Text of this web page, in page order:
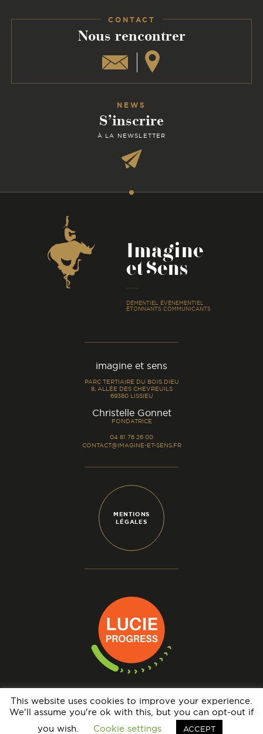
CONTACT
Nous rencontrer
NEWS
S’inscrire
À LA NEWSLETTER
Coordonnées
Imagine
et Sens
DÉMENTIEL ÉVÉNEMENTIEL
ÉTONNANTS COMMUNICANTS
imagine et sens
PARC TERTIAIRE DU BOIS DIEU
8, ALLÉE DES CHEVREUILS
69380 LISSIEU
Christelle Gonnet-
FONDATRICE
04 81 76 26 00
CONTACT@IMAGINE-ET-SENS.FR
MENTIONS
LÉGALES
N° IMMATRICULATION OPÉRATEUR DE VOYAGES : IM069140005 - GARANTIE
FINANCIÈRE : APST - BRCP : HISCOX EUROPE UNDERWRITING LIMITED
This website uses cookies to improve your experience.
We'll assume you're ok with this, but you can opt-out if
you wish.
Cookie settings ACCEPT